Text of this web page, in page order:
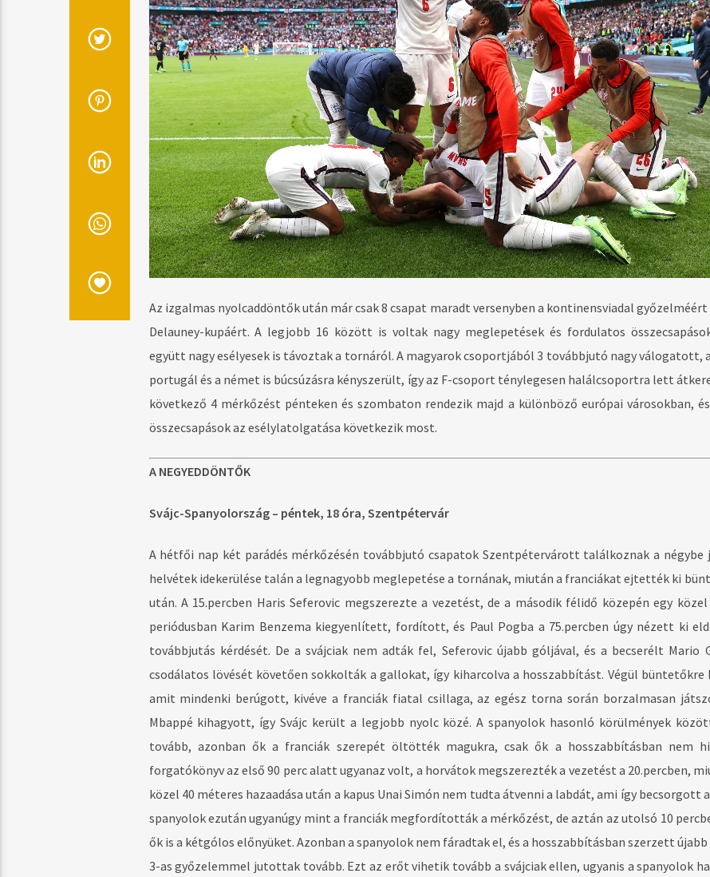
Az izgalmas nyolcaddöntők után már csak 8 csapat maradt versenyben a kontinensviadal
Delauney-kupáért. A legjobb 16 között is voltak nagy meglepetések és fordulatos
együtt nagy esélyesek is távoztak a tornáról. A magyarok csoportjából 3 továbbjutó nagy válogatott,
portugál és a német is búcsúzásra kényszerült, így az F-csoport ténylegesen halálcsoportra lett
következő 4 mérkőzést pénteken és szombaton rendezik majd a különböző európai városokban,
összecsapások az esélylatolgatása következik most.
A NEGYEDDÖNTŐK
Svájc-Spanyolország – péntek, 18 óra, Szentpétervár
A hétfői nap két parádés mérkőzésén továbbjutó csapatok Szentpétervárott találkoznak a négybe
helvétek idekerülése talán a legnagyobb meglepetése a tornának, miután a franciákat ejtették ki
után. A 15.percben Haris Seferovic megszerezte a vezetést, de a második félidő közepén egy közel
periódusban Karim Benzema kiegyenlített, fordított, és Paul Pogba a 75.percben úgy nézett ki
továbbjutás kérdését. De a svájciak nem adták fel, Seferovic újabb góljával, és a becserélt Mario
csodálatos lövését követően sokkolták a gallokat, így kiharcolva a hosszabbítást. Végül büntetőkre
amit mindenki berúgott, kivéve a franciák fiatal csillaga, az egész torna során borzalmasan
Mbappé kihagyott, így Svájc került a legjobb nyolc közé. A spanyolok hasonló körülmények
tovább, azonban ők a franciák szerepét öltötték magukra, csak ők a hosszabbításban nem
forgatókönyv az első 90 perc alatt ugyanaz volt, a horvátok megszerezték a vezetést a 20.percben,
közel 40 méteres hazaadása után a kapus Unai Simón nem tudta átvenni a labdát, ami így becsorgott
spanyolok ezután ugyanúgy mint a franciák megfordították a mérkőzést, de aztán az utolsó 10
ők is a kétgólos előnyüket. Azonban a spanyolok nem fáradtak el, és a hosszabbításban szerzett
3-as győzelemmel jutottak tovább. Ezt az erőt vihetik tovább a svájciak ellen, ugyanis a spanyolok